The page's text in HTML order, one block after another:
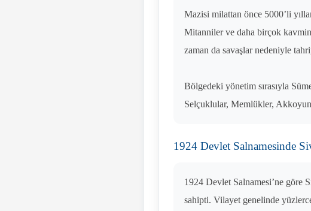
Mazisi milattan önce 5000’li
Mitanniler ve daha birçok
zaman da savaşlar nedeniyle
Bölgedeki yönetim sırasıyla
Selçuklular, Memlükler,
1924 Devlet Salnamesinde
1924 Devlet Salnamesi’ne göre
sahipti. Vilayet genelinde